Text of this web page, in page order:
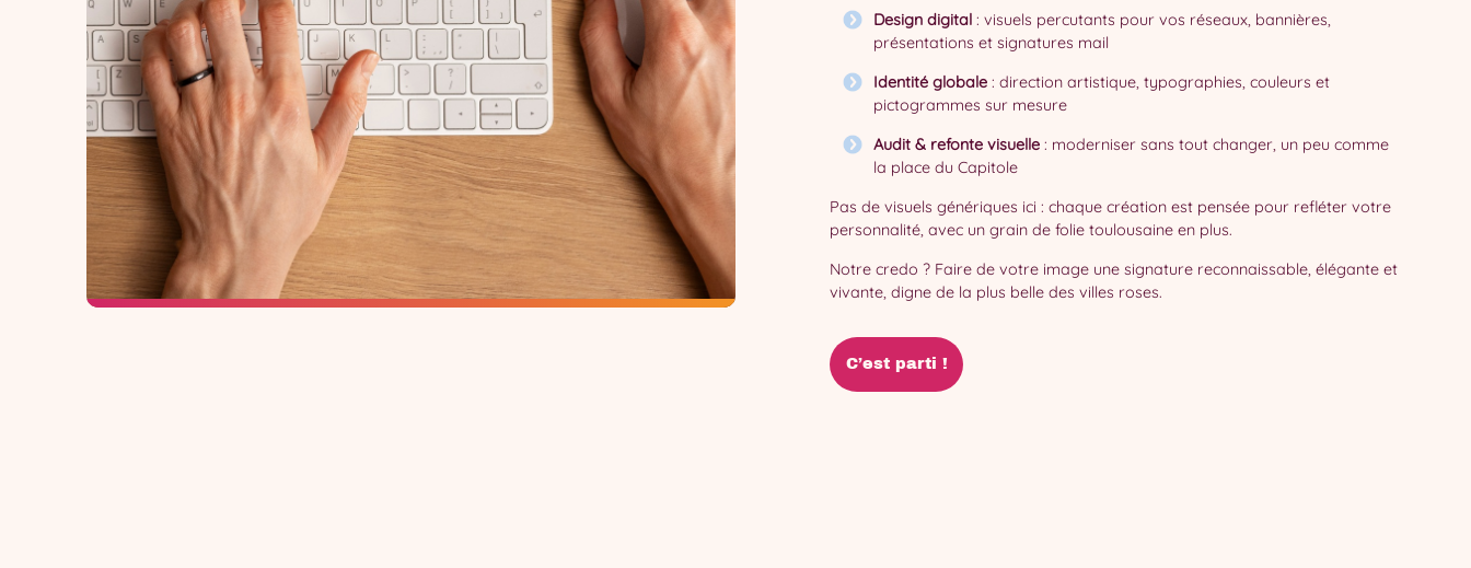
Design digital : visuels percutants pour vos réseaux, bannières,
présentations et signatures mail
Identité globale : direction artistique, typographies, couleurs et
pictogrammes sur mesure
Audit & refonte visuelle : moderniser sans tout changer, un peu comme
la place du Capitole
Pas de visuels génériques ici : chaque création est pensée pour refléter votre
personnalité, avec un grain de folie toulousaine en plus.
Notre credo ? Faire de votre image une signature reconnaissable, élégante et
vivante, digne de la plus belle des villes roses.
C’est parti !